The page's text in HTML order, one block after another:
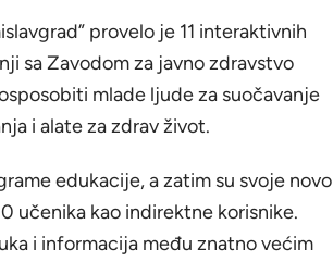
provelo je 11 interaktivnih
sa Zavodom za javno zdravstvo
mlade ljude za suočavanje
i alate za zdrav život.
edukacije, a zatim su svoje novo
učenika kao indirektne korisnike.
i informacija među znatno većim